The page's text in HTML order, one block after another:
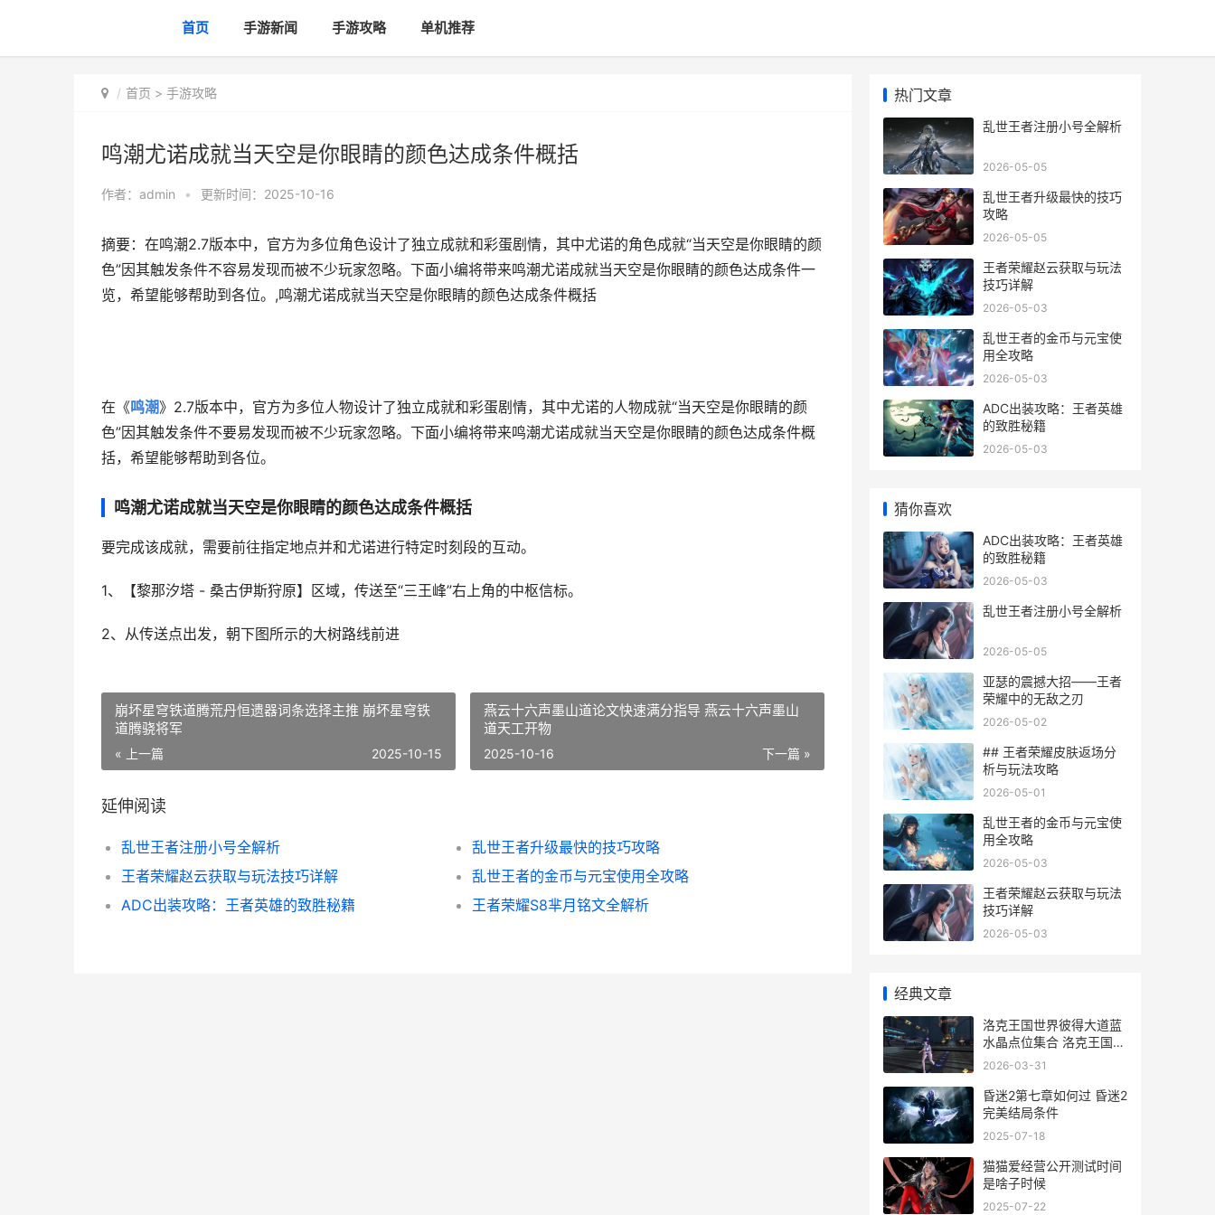
首页 手游新闻 手游攻略 单机推荐
首页 > 手游攻略
鸣潮尤诺成就当天空是你眼睛的颜色达成条件概括
作者： admin • 更新时间：2025-10-16
摘要：在鸣潮2.7版本中，官方为多位角色设计了独立成就和彩蛋剧情，其中尤诺的角色成就“当天空是你眼睛的颜
色”因其触发条件不容易发现而被不少玩家忽略。下面小编将带来鸣潮尤诺成就当天空是你眼睛的颜色达成条件一
览，希望能够帮助到各位。,鸣潮尤诺成就当天空是你眼睛的颜色达成条件概括
在《鸣潮》2.7版本中，官方为多位人物设计了独立成就和彩蛋剧情，其中尤诺的人物成就“当天空是你眼睛的颜
色”因其触发条件不要易发现而被不少玩家忽略。下面小编将带来鸣潮尤诺成就当天空是你眼睛的颜色达成条件概
括，希望能够帮助到各位。
鸣潮尤诺成就当天空是你眼睛的颜色达成条件概括
要完成该成就，需要前往指定地点并和尤诺进行特定时刻段的互动。
1、【黎那汐塔 - 桑古伊斯狩原】区域，传送至“三王峰”右上角的中枢信标。
2、从传送点出发，朝下图所示的大树路线前进
崩坏星穹铁道腾荒丹恒遗器词条选择主推 崩坏星穹铁
道腾骁将军
« 上一篇 2025-10-15
燕云十六声墨山道论文快速满分指导 燕云十六声墨山
道天工开物
下一篇 »
2025-10-16
延伸阅读
乱世王者注册小号全解析
乱世王者升级最快的技巧攻略
王者荣耀赵云获取与玩法技巧详解
乱世王者的金币与元宝使用全攻略
ADC出装攻略：王者英雄的致胜秘籍
王者荣耀S8芈月铭文全解析
热门文章
乱世王者注册小号全解析
2026-05-05
乱世王者升级最快的技巧
攻略
2026-05-05
王者荣耀赵云获取与玩法
技巧详解
2026-05-03
乱世王者的金币与元宝使
用全攻略
2026-05-03
ADC出装攻略：王者英雄
的致胜秘籍
2026-05-03
猜你喜欢
ADC出装攻略：王者英雄
的致胜秘籍
2026-05-03
乱世王者注册小号全解析
2026-05-05
亚瑟的震撼大招——王者
荣耀中的无敌之刃
2026-05-02
## 王者荣耀皮肤返场分
析与玩法攻略
2026-05-01
乱世王者的金币与元宝使
用全攻略
2026-05-03
王者荣耀赵云获取与玩法
技巧详解
2026-05-03
经典文章
洛克王国世界彼得大道蓝
水晶点位集合 洛克王国世
界彼得大道扭蛋机
2026-03-31
昏迷2第七章如何过 昏迷2
完美结局条件
2025-07-18
猫猫爱经营公开测试时间
是啥子时候
2025-07-22